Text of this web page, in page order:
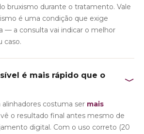
bruxismo durante o tratamento. Vale
é uma condição que exige
— a consulta vai indicar o melhor
caso.
é mais rápido que o
﹀
costuma ser mais
o resultado final antes mesmo de
digital. Com o uso correto (20